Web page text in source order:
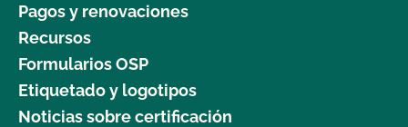
Pagos y renovaciones
Recursos
Formularios OSP
Etiquetado y logotipos
Noticias sobre certificación